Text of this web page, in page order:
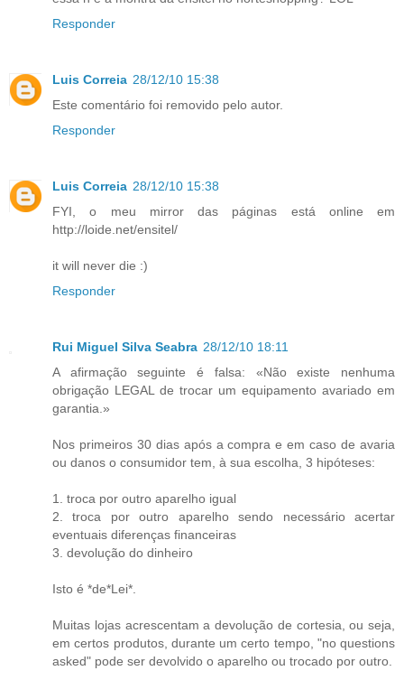
Responder
Luis Correia 28/12/10 15:38
Este comentário foi removido pelo autor.
Responder
Luis Correia 28/12/10 15:38
FYI, o meu mirror das páginas está online em
http://loide.net/ensitel/
it will never die :)
Responder
Rui Miguel Silva Seabra 28/12/10 18:11
A afirmação seguinte é falsa: «Não existe nenhuma
obrigação LEGAL de trocar um equipamento avariado em
garantia.»
Nos primeiros 30 dias após a compra e em caso de avaria
ou danos o consumidor tem, à sua escolha, 3 hipóteses:
1. troca por outro aparelho igual
2. troca por outro aparelho sendo necessário acertar
eventuais diferenças financeiras
3. devolução do dinheiro
Isto é *de*Lei*.
Muitas lojas acrescentam a devolução de cortesia, ou seja,
em certos produtos, durante um certo tempo, "no questions
asked" pode ser devolvido o aparelho ou trocado por outro.